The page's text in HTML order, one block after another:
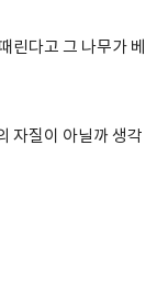
린다고 그 나무가 베
자질이 아닐까 생각